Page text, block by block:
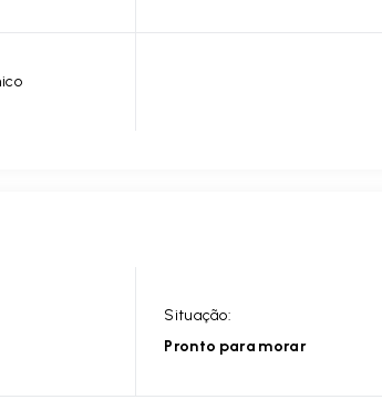
Situação:
Pronto para morar